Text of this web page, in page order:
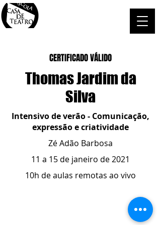
CERTIFICADO VÁLIDO
Thomas Jardim da
Silva
Intensivo de verão - Comunicação,
expressão e criatividade
Zé Adão Barbosa
11 a 15 de janeiro de 2021
10h de aulas remotas ao vivo
ESCOLA CASA DE TEATRO
- whatsapp